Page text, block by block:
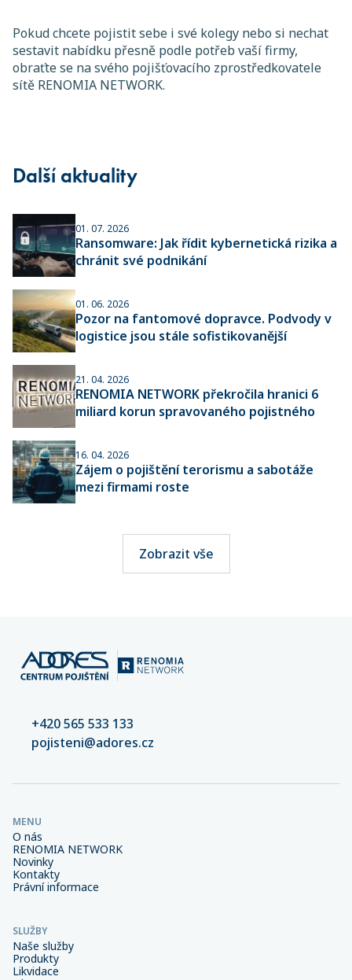
Pokud chcete pojistit sebe i své kolegy nebo si nechat
sestavit nabídku přesně podle potřeb vaší firmy,
obraťte se na svého pojišťovacího zprostředkovatele
sítě RENOMIA NETWORK.
Další aktuality
01. 07. 2026
Ransomware: Jak řídit kybernetická rizika a
chránit své podnikání
01. 06. 2026
Pozor na fantomové dopravce. Podvody v
logistice jsou stále sofistikovanější
21. 04. 2026
RENOMIA NETWORK překročila hranici 6
miliard korun spravovaného pojistného
16. 04. 2026
Zájem o pojištění terorismu a sabotáže
mezi firmami roste
Zobrazit vše
+420 565 533 133
pojisteni@adores.cz
MENU
O nás
RENOMIA NETWORK
Novinky
Kontakty
Právní informace
SLUŽBY
Naše služby
Produkty
Likvidace